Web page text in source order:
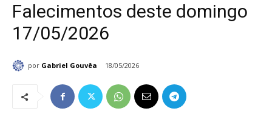
Falecimentos deste domingo
17/05/2026
por Gabriel Gouvêa 18/05/2026